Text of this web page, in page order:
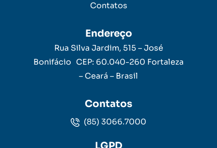
Contatos
Endereço
Rua Silva Jardim, 515 – José
Bonifácio CEP: 60.040-260 Fortaleza
– Ceará – Brasil
Contatos
(85) 3066.7000